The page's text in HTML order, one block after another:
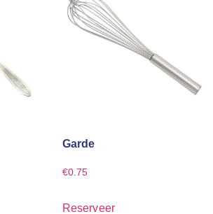
Garde
€0.75
Reserveer